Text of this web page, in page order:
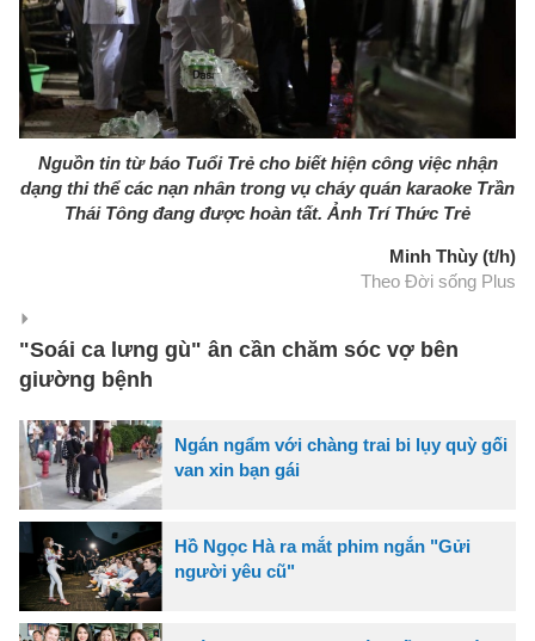
Nguồn tin từ báo Tuổi Trẻ cho biết hiện công việc nhận
dạng thi thể các nạn nhân trong vụ cháy quán karaoke Trần
Thái Tông đang được hoàn tất. Ảnh Trí Thức Trẻ
Minh Thùy (t/h)
Theo Đời sống Plus
"Soái ca lưng gù" ân cần chăm sóc vợ bên
giường bệnh
Ngán ngẩm với chàng trai bi lụy quỳ gối
van xin bạn gái
Hồ Ngọc Hà ra mắt phim ngắn "Gửi
người yêu cũ"